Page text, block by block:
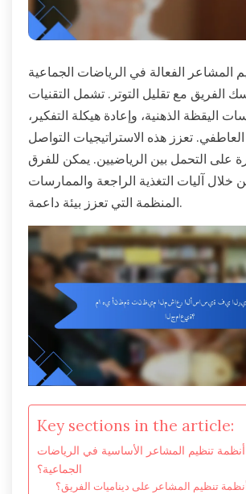
المشاعر الفعالة في الرياضات الجماعية
الفريق مع تقليل التوتر. تشمل التقنيات
اليقظة الذهنية، وإعادة هيكلة التفكير،
تعزز هذه الاستراتيجيات التواصل
على التحمل بين الرياضيين. يمكن للفرق
خلال آليات التغذية الراجعة والممارسات
المنظمة التي تعزز بيئة داعمة.
Key sections in the article:
تنظيم المشاعر الأساسية في الرياضات
الجماعية؟
تنظيم المشاعر على ديناميات الفريق؟